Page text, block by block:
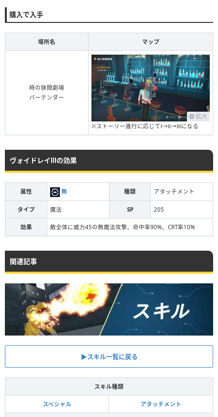
購入で入手
場所名 マップ
時の狭間劇場
バーテンダー
拡大
※ストーリー進行に応じてⅠ→Ⅱ→Ⅲになる
ヴォイドレイⅢの効果
属性 無 種類 アタッチメント
タイプ 魔法 SP 205
効果 敵全体に威力45の無魔法攻撃、命中率90%、CRT率10%
関連記事
▶︎スキル一覧に戻る
スキル種類
スペシャル アタッチメント